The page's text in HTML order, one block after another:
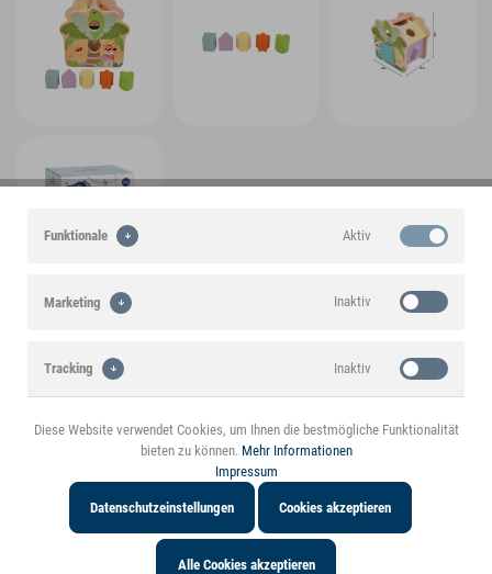
Highlights
Produktmerkmale
Produktinformationen
Funktionale Aktiv
Marketing Inaktiv
Tracking Inaktiv
Personalisierung Inaktiv
Diese Website verwendet Cookies, um Ihnen die bestmögliche Funktionalität
bieten zu können. Mehr Informationen
Impressum
Datenschutzeinstellungen Cookies akzeptieren
Alle Cookies akzeptieren